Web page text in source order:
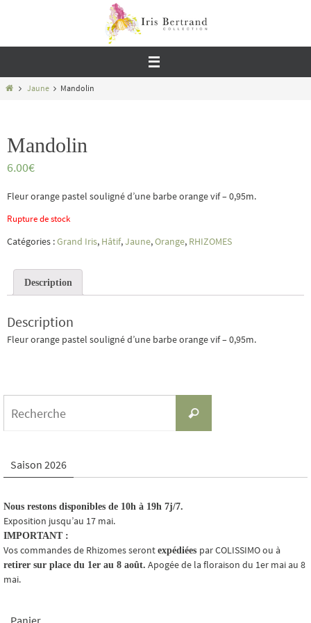
contenu
HomeJaune Mandolin
Mandolin
6.00€
Fleur orange pastel souligné d’une barbe orange vif – 0,95m.
Rupture de stock
Catégories :Grand Iris, Hâtif,Jaune,Orange, RHIZOMES
Description
Description
Fleur orange pastel souligné d’une barbe orange vif – 0,95m.
Recherche
Saison 2026
Nous restons disponibles de 10h à 19h 7j/7.
Exposition jusqu’au 17 mai.
IMPORTANT :
Vos commandes de Rhizomes seront expédiées par COLISSIMO ou à
retirer sur place du 1er au 8 août. Apogée de la floraison du 1er mai au 8
mai.